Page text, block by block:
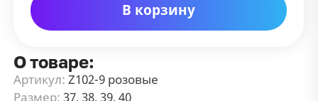
В корзину
О товаре:
Артикул: Z102-9 розовые
Размер: 37, 38, 39, 40